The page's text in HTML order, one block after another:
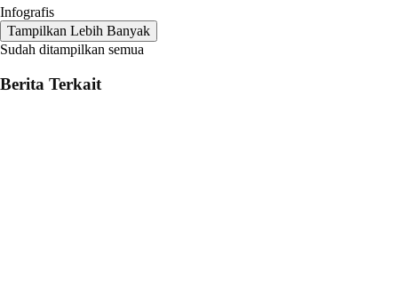
Infografis
Tampilkan Lebih Banyak
Sudah ditampilkan semua
Berita Terkait